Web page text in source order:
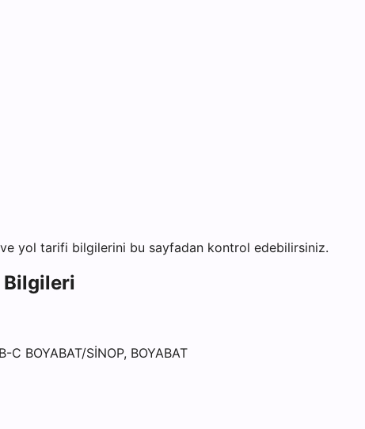
yol tarifi bilgilerini bu sayfadan kontrol edebilirsiniz.
Bilgileri
C BOYABAT/SİNOP, BOYABAT